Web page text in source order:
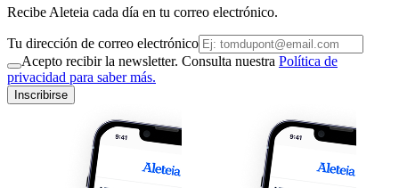
Recibe Aleteia cada día en tu correo electrónico.
Tu dirección de correo electrónico
Acepto recibir la newsletter. Consulta nuestra Política de
privacidad para saber más.
Inscribirse